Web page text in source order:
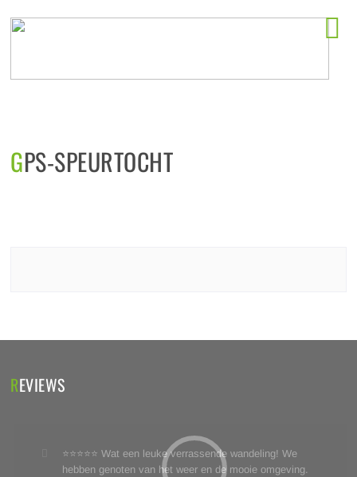
GPS-SPEURTOCHT
REVIEWS
⭐⭐⭐⭐⭐ Wat een leuke verrassende wandeling! We
hebben genoten van het weer en de mooie omgeving.